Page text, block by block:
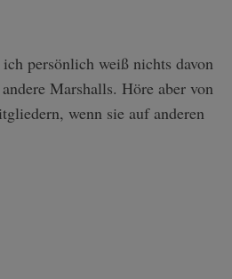
persönlich weiß nichts davon
Marshalls. Höre aber von
wenn sie auf anderen